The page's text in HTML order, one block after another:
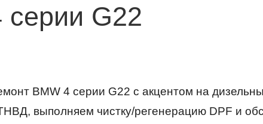
G22
BMW 4 серии G22 с акцентом на
выполняем чистку/регенерацию DPF и